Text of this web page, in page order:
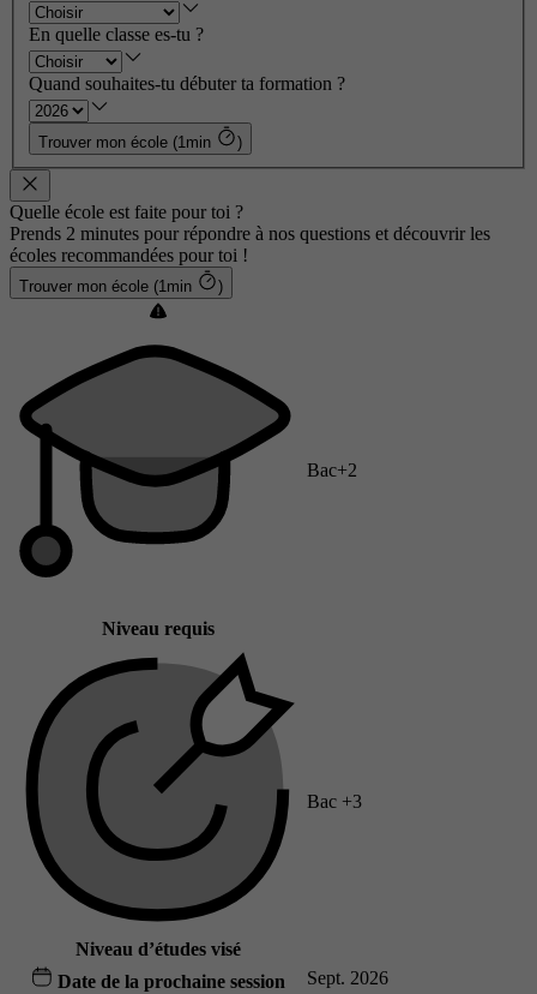
En quelle classe es-tu ?
Quand souhaites-tu débuter ta formation ?
Trouver mon école (1min )
Quelle école est faite pour toi ?
Prends 2 minutes pour répondre à nos questions et découvrir les
écoles recommandées pour toi !
Trouver mon école (1min )
Niveau requis
Bac+2
Niveau d’études visé
Bac +3
Date de la prochaine session Sept. 2026